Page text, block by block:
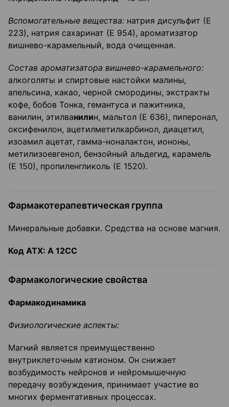
Вспомогательные вещества: натрия дисульфит (Е
223), натрия сахаринат (Е 954), ароматизатор
вишнево-карамельный, вода очищенная.
Состав ароматизатора вишнево-карамельного:
алкоголяты и спиртовые настойки малины,
апельсина, какао, черной смородины, экстракты
кофе, бобов Тонка, гемантуса и пажитника,
ванилин, этилванилин, мальтол (Е 636), пиперонал,
оксифенилон, ацетилметилкарбинол, диацетил,
изоамил ацетат, гамма-ноналактон, иононы,
метилизоевгенол, бензойный альдегид, карамель
(Е 150), пропиленгликоль (Е 1520).
Фармакотерапевтическая группа
Минеральные добавки. Средства на основе магния.
Код ATX: А 12СС
Фармакологические свойства
Фармакодинамика
Физиологические аспекты:
Магний является преимущественно
внутриклеточным катионом. Он снижает
возбудимость нейронов и нейромышечную
передачу возбуждения, принимает участие во
многих ферментативных процессах.